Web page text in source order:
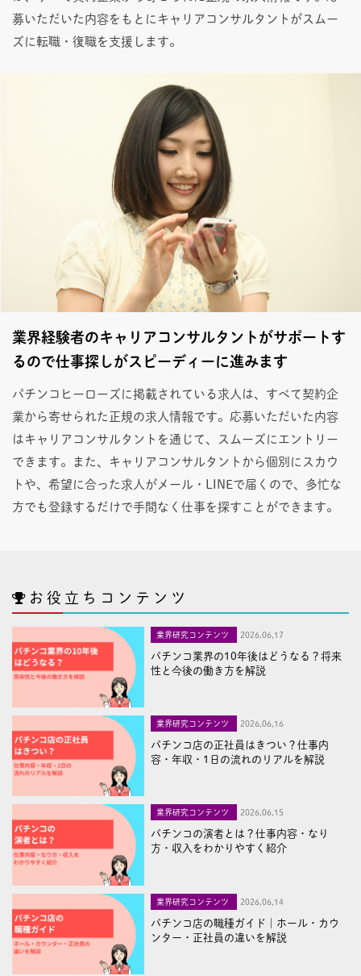
募いただいた内容をもとにキャリアコンサルタントがスムー
ズに転職・復職を支援します。
業界経験者のキャリアコンサルタントがサポートす
るので仕事探しがスピーディーに進みます
パチンコヒーローズに掲載されている求人は、すべて契約企
業から寄せられた正規の求人情報です。応募いただいた内容
はキャリアコンサルタントを通じて、スムーズにエントリー
できます。また、キャリアコンサルタントから個別にスカウ
トや、希望に合った求人がメール・LINEで届くので、多忙な
方でも登録するだけで手間なく仕事を探すことができます。
お役立ちコンテンツ
業界研究コンテンツ 2026,06,17
パチンコ業界の10年後はどうなる？将来
性と今後の働き方を解説
業界研究コンテンツ 2026,06,16
パチンコ店の正社員はきつい？仕事内
容・年収・1日の流れのリアルを解説
業界研究コンテンツ 2026,06,15
パチンコの演者とは？仕事内容・なり
方・収入をわかりやすく紹介
業界研究コンテンツ 2026,06,14
パチンコ店の職種ガイド｜ホール・カウ
ンター・正社員の違いを解説